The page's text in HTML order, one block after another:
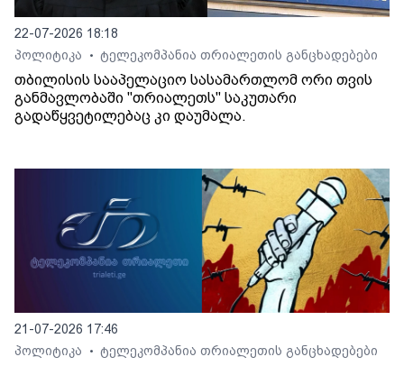
22-07-2026 18:18
პოლიტიკა
• ტელეკომპანია თრიალეთის განცხადებები
თბილისის სააპელაციო სასამართლომ ორი თვის
განმავლობაში "თრიალეთს" საკუთარი
გადაწყვეტილებაც კი დაუმალა.
21-07-2026 17:46
პოლიტიკა
• ტელეკომპანია თრიალეთის განცხადებები